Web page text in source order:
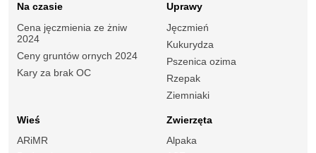
Na czasie
Cena jęczmienia ze żniw
2024
Ceny gruntów ornych 2024
Kary za brak OC
Uprawy
Jęczmień
Kukurydza
Pszenica ozima
Rzepak
Ziemniaki
Wieś
ARiMR
Zwierzęta
Alpaka